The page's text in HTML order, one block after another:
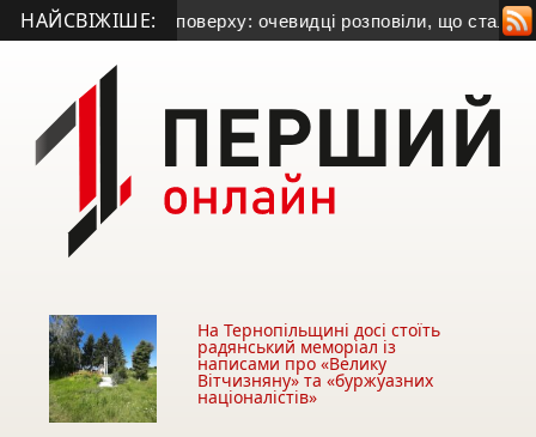
НАЙСВІЖІШЕ:
із вікна п’ятого поверху: очевидці розповіли, що сталося
На Тернопільщині досі стоїть
радянський меморіал із
написами про «Велику
Вітчизняну» та «буржуазних
націоналістів»